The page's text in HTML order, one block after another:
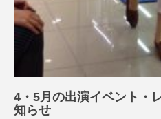
4・5月の出演イベント・
知らせ